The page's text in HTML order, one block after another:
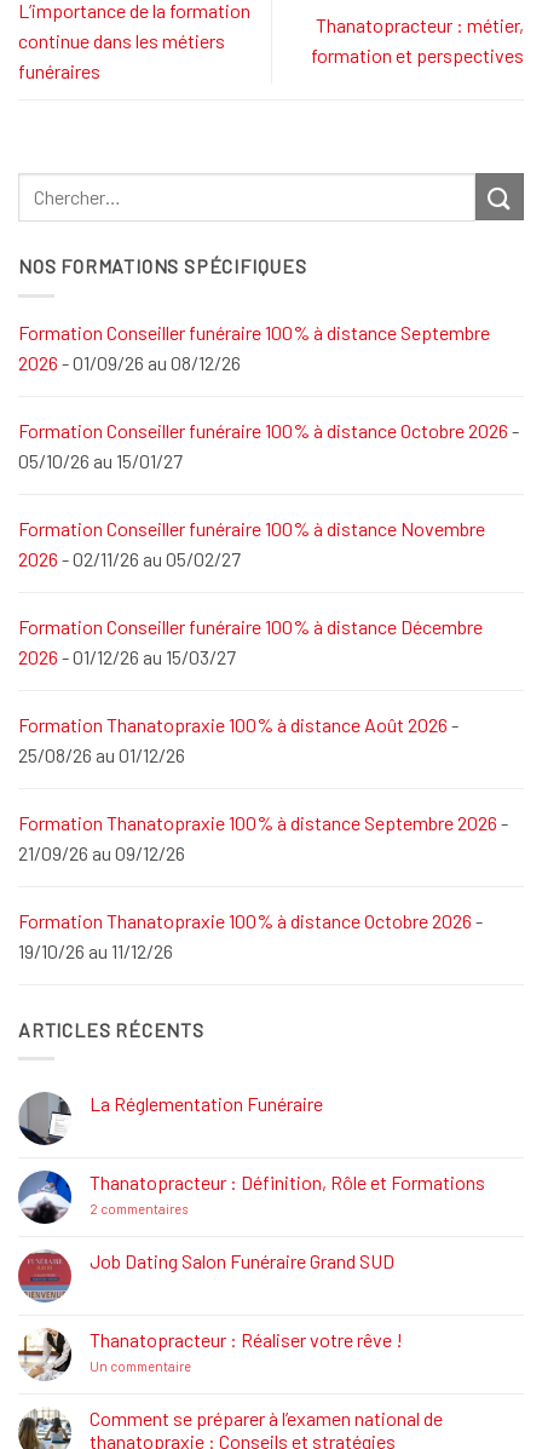
L’importance de la formation
continue dans les métiers
funéraires
Thanatopracteur : métier,
formation et perspectives
NOS FORMATIONS SPÉCIFIQUES
Formation Conseiller funéraire 100% à distance Septembre
2026 - 01/09/26 au 08/12/26
Formation Conseiller funéraire 100% à distance Octobre 2026 -
05/10/26 au 15/01/27
Formation Conseiller funéraire 100% à distance Novembre
2026 - 02/11/26 au 05/02/27
Formation Conseiller funéraire 100% à distance Décembre
2026 - 01/12/26 au 15/03/27
Formation Thanatopraxie 100% à distance Août 2026 -
25/08/26 au 01/12/26
Formation Thanatopraxie 100% à distance Septembre 2026 -
21/09/26 au 09/12/26
Formation Thanatopraxie 100% à distance Octobre 2026 -
19/10/26 au 11/12/26
ARTICLES RÉCENTS
La Réglementation Funéraire
La
Réglementation
Funéraire
Thanatopracteur : Définition, Rôle et Formations
2 commentairessur
Définition,
Rôle
Job Dating Salon Funéraire Grand SUD
Job
Dating
Salon
SUD
Thanatopracteur : Réaliser votre rêve !
Un commentairesur
Réaliser
votre
rêve
Comment se préparer à l’examen national de
thanatopraxie : Conseils et stratégies